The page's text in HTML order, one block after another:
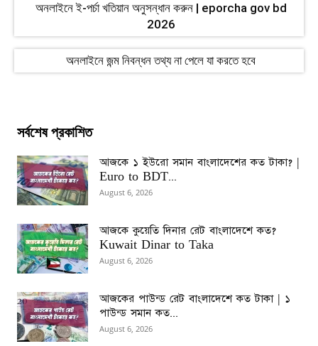
অনলাইনে ই-পর্চা খতিয়ান অনুসন্ধান করুন | eporcha gov bd
2026
অনলাইনে জন্ম নিবন্ধন তথ্য না পেলে যা করতে হবে
সর্বশেষ প্রকাশিত
আজকে ১ ইউরো সমান বাংলাদেশের কত টাকা? |
Euro to BDT...
August 6, 2026
আজকে কুয়েতি দিনার রেট বাংলাদেশে কত?
Kuwait Dinar to Taka
August 6, 2026
আজকের পাউন্ড রেট বাংলাদেশে কত টাকা | ১
পাউন্ড সমান কত...
August 6, 2026